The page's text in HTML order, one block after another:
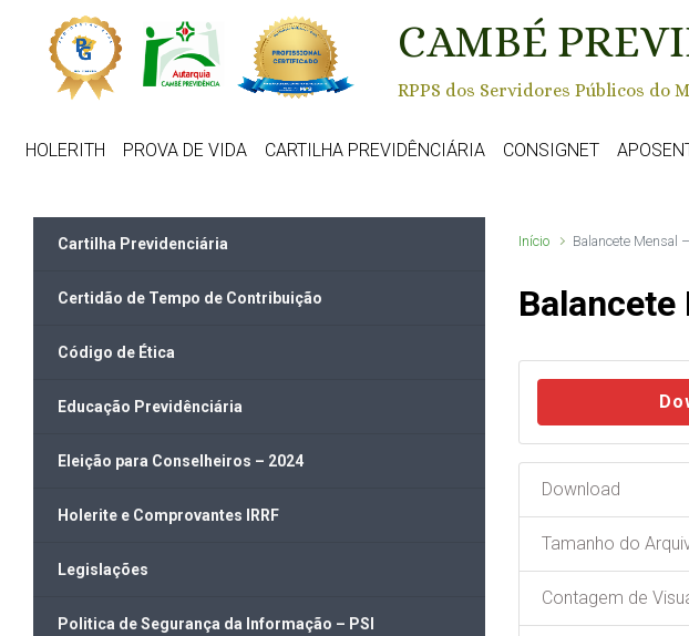
Skip to main content
CAMBÉ
RPPS dos Servidores Públicos do
HOLERITH PROVA DE VIDA CARTILHA PREVIDÊNCIÁRIA CONSIGNET
Início Balancete Mensal
Download
Tamanho do
Contagem de
Cartilha Previdenciária
Certidão de Tempo de Contribuição
Código de Ética
Educação Previdênciária
Eleição para Conselheiros – 2024
Holerite e Comprovantes IRRF
Legislações
Politica de Segurança da Informação – PSI